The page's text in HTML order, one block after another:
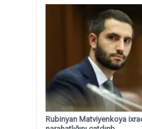
Rubinyan Matviyenkoya